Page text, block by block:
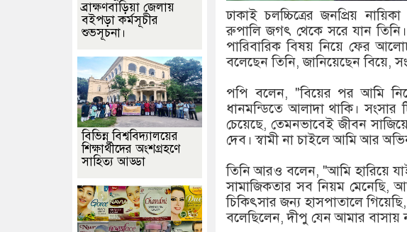
ঢাকাই চলচ্চিত্রের জনপ্রিয়
রুপালি জগৎ থেকে সরে যান
পারিবারিক বিষয় নিয়ে ফের
বলেছেন তিনি, জানিয়েছেন বিয়ে,
পপি বলেন, "বিয়ের পর আমি
ধানমন্ডিতে আলাদা থাকি। সংসার
চেয়েছে, তেমনভাবেই জীবন
দেব। স্বামী না চাইলে আমি আর
তিনি আরও বলেন, "আমি হারিয়ে
সামাজিকতার সব নিয়ম মেনেছি,
চিকিৎসার জন্য হাসপাতালে
বলেছিলেন, দীপু যেন আমার বাসায়
ব্রাক্ষণবাড়িয়া জেলায়
বইপড়া কর্মসূচীর
শুভসূচনা।
বিভিন্ন বিশ্ববিদ্যালয়ের
শিক্ষার্থীদের অংশগ্রহণে
সাহিত্য আড্ডা